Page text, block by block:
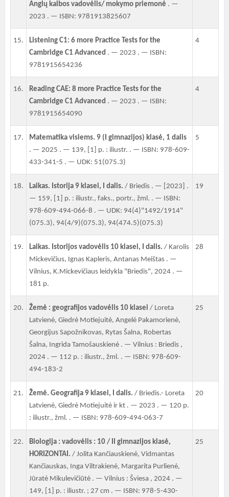
Anglų kalbos vadovėlis/ mokymo priemonė . —
2023 . — ISBN: 9781913825607
15.
Listening C1: 6 more Practice Tests for the
Cambridge C1 Advanced . — 2023 . — ISBN:
9781915654236
4
16.
Reading CAE: 8 more Practice Tests for the
Cambridge C1 Advanced . — 2023 . — ISBN:
9781915654090
4
17.
Matematika visiems. 9 (I gimnazijos) klasė, 1 dalis
. — 2025 . — 139, [1] p. : iliustr. . — ISBN: 978-609-
433-341-5 . — UDK: 51(075.3)
5
18. Laikas. Istorija 9 klasei, I dalis. / Briedis . — [2023] .
— 159, [1] p. : iliustr., faks., portr., žml. . — ISBN:
978-609-494-066-8 . — UDK: 94(4)"1492/1914"
(075.3), 94(4/9)(075.3), 94(474.5)(075.3)
19
19. Laikas. Istorijos vadovėlis 10 klasei, I dalis. / Karolis
Mickevičius, Ignas Kapleris, Antanas Meištas . —
Vilnius, K.Mickevičiaus leidykla "Briedis", 2024 . —
181 p.
28
20. Žemė : geografijos vadovėlis 10 klasei / Loreta
Latvienė, Giedrė Motiejuitė, Angelė Pakamorienė,
Georgijus Sapožnikovas, Rytas Šalna, Robertas
Šalna, Ingrida Tamošauskienė . — Vilnius : Briedis ,
2024 . — 112 p. : iliustr., žml. . — ISBN: 978-609-
494-183-2
25
21. Žemė. Geografija 9 klasei, I dalis. / Briedis.- Loreta
Latvienė, Giedrė Motiejuitė ir kt . — 2023 . — 120 p.
: iliustr., žml. . — ISBN: 978-609-494-063-7
20
22.
Biologija : vadovėlis : 10 / II gimnazijos klasė,
HORIZONTAI. / Jolita Kančiauskienė, Vidmantas
Kančiauskas, Inga Viltrakienė, Margarita Purlienė,
Jūratė Mikulevičiūtė . — Vilnius : Šviesa , 2024 . —
149, [1] p. : iliustr. ; 27 cm . — ISBN: 978-5-430-
25